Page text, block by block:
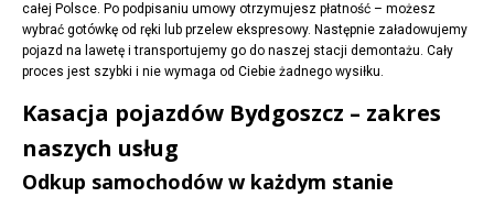
całej Polsce. Po podpisaniu umowy otrzymujesz płatność – możesz
wybrać gotówkę od ręki lub przelew ekspresowy. Następnie załadowujemy
pojazd na lawetę i transportujemy go do naszej stacji demontażu. Cały
proces jest szybki i nie wymaga od Ciebie żadnego wysiłku.
Kasacja pojazdów Bydgoszcz – zakres
naszych usług
Odkup samochodów w każdym stanie